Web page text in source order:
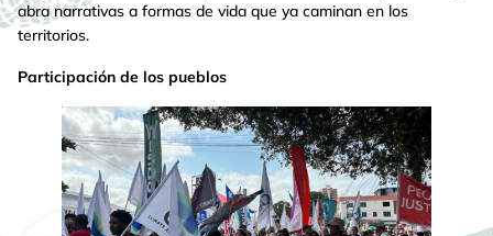
abra narrativas a formas de vida que ya caminan en los
territorios.
Participación de los pueblos